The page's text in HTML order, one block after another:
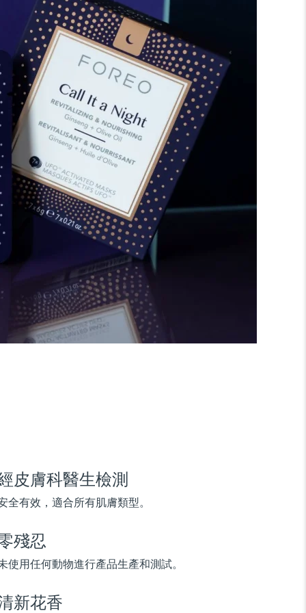
皮膚科醫生檢測
全有效，適合所有肌膚類型。
殘忍
使用任何動物進行產品生產和測試。
新花香